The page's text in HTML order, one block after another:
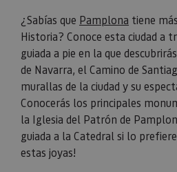
¿Sabías que Pamplona tiene
Historia? Conoce esta ciudad a
guiada a pie en la que
de Navarra, el Camino de
murallas de la ciudad y su
Conocerás los principales
la Iglesia del Patrón de
guiada a la Catedral si lo
estas joyas!